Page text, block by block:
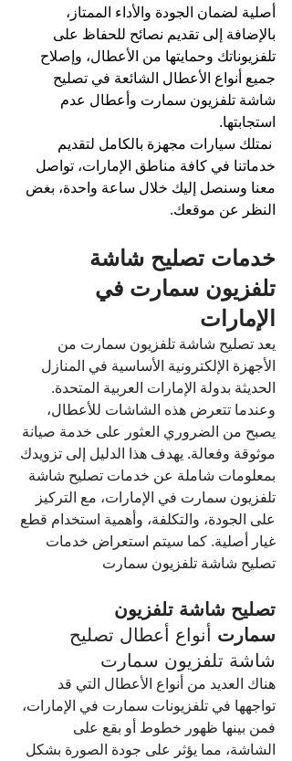
أصلية لضمان الجودة والأداء الممتاز،
بالإضافة إلى تقديم نصائح للحفاظ على
تلفزيوناتك وحمايتها من الأعطال، وإصلاح
جميع أنواع الأعطال الشائعة في تصليح
شاشة تلفزيون سمارت وأعطال عدم
استجابتها.
نمتلك سيارات مجهزة بالكامل لتقديم
خدماتنا في كافة مناطق الإمارات، تواصل
معنا وسنصل إليك خلال ساعة واحدة، بغض
النظر عن موقعك.
خدمات تصليح شاشة
تلفزيون سمارت في
الإمارات
يعد تصليح شاشة تلفزيون سمارت من
الأجهزة الإلكترونية الأساسية في المنازل
الحديثة بدولة الإمارات العربية المتحدة.
وعندما تتعرض هذه الشاشات للأعطال،
يصبح من الضروري العثور على خدمة صيانة
موثوقة وفعالة. يهدف هذا الدليل إلى تزويدك
بمعلومات شاملة عن خدمات تصليح شاشة
تلفزيون سمارت في الإمارات، مع التركيز
على الجودة، والتكلفة، وأهمية استخدام قطع
غيار أصلية. كما سيتم استعراض خدمات
تصليح شاشة تلفزيون سمارت
تصليح شاشة تلفزيون
سمارت أنواع أعطال تصليح
شاشة تلفزيون سمارت
هناك العديد من أنواع الأعطال التي قد
تواجهها في تلفزيونات سمارت في الإمارات،
فمن بينها ظهور خطوط أو بقع على
الشاشة، مما يؤثر على جودة الصورة بشكل